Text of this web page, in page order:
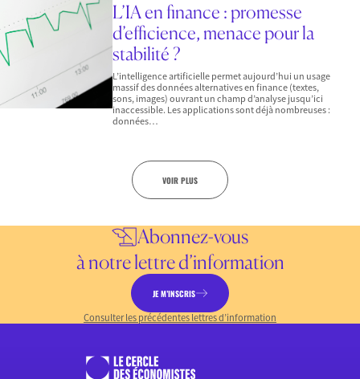
L’IA en finance : promesse
d’efficience, menace pour la
stabilité ?
L’intelligence artificielle permet aujourd’hui un usage
massif des données alternatives en finance (textes,
sons, images) ouvrant un champ d’analyse jusqu’ici
inaccessible. Les applications sont déjà nombreuses :
données…
VOIR PLUS
Abonnez-vous
à notre lettre d’information
JE M’INSCRIS
Consulter les précédentes lettres d’information